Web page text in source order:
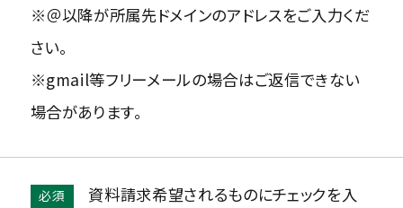
※＠以降が所属先ドメインのアドレスをご入力くだ
さい。
※gmail等フリーメールの場合はご返信できない
場合があります。
資料請求希望されるものにチェックを入